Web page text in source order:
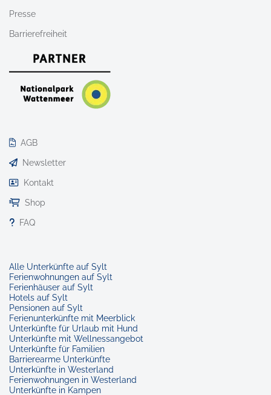
Presse
Barrierefreiheit
AGB
Newsletter
Kontakt
Shop
FAQ
Alle Unterkünfte auf Sylt
Ferienwohnungen auf Sylt
Ferienhäuser auf Sylt
Hotels auf Sylt
Pensionen auf Sylt
Ferienunterkünfte mit Meerblick
Unterkünfte für Urlaub mit Hund
Unterkünfte mit Wellnessangebot
Unterkünfte für Familien
Barrierearme Unterkünfte
Unterkünfte in Westerland
Ferienwohnungen in Westerland
Unterkünfte in Kampen